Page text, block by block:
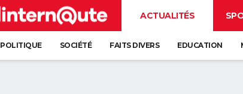
ACTUALITÉS
POLITIQUE SOCIÉTÉ FAITS DIVERS EDUCATION